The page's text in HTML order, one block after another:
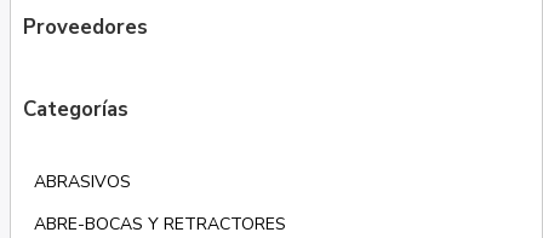
Proveedores
Categorías
ABRASIVOS
ABRE-BOCAS Y RETRACTORES